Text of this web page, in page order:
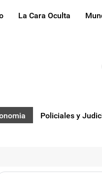
La Cara Oculta
Policiales y